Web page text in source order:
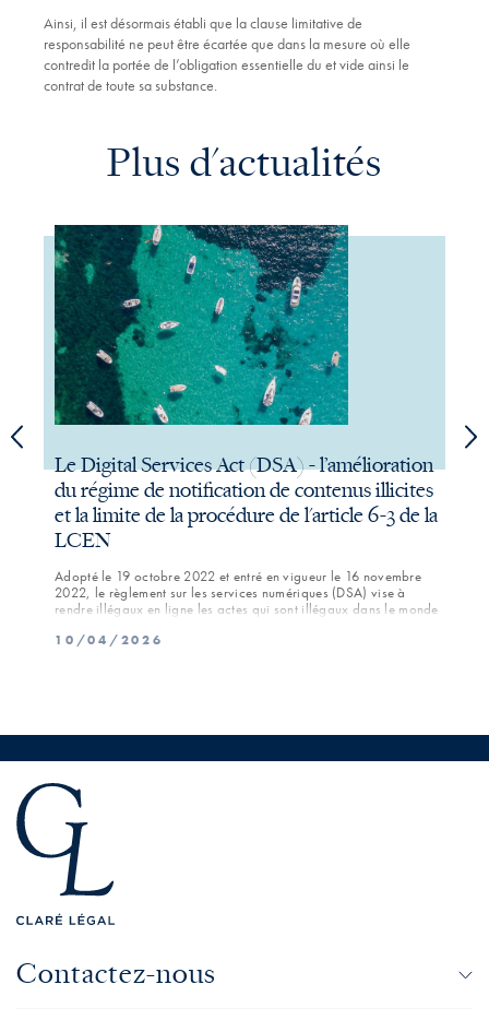
Ainsi, il est désormais établi que la clause limitative de
responsabilité ne peut être écartée que dans la mesure où elle
contredit la portée de l’obligation essentielle du et vide ainsi le
contrat de toute sa substance.
Plus d'actualités
Le Digital Services Act (DSA) - l’amélioration
du régime de notification de contenus illicites
et la limite de la procédure de l'article 6-3 de la
LCEN
Adopté le 19 octobre 2022 et entré en vigueur le 16 novembre
2022, le règlement sur les services numériques (DSA) vise à
rendre illégaux en ligne les actes qui sont illégaux dans le monde
services d'hébergement, en particulier aux grandes plateformes en
10/04/2026
Contactez-nous